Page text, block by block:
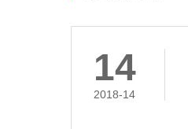
14
2018-14